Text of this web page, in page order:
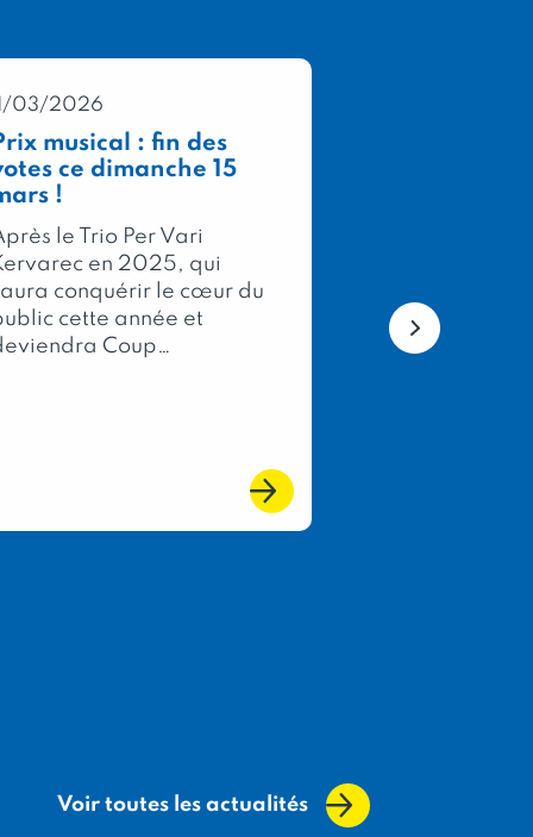
11/03/2026
musical : fin des
ce dimanche 15
!
le Trio Per Vari
en 2025, qui
conquérir le cœur du
cette année et
Coup…
Concours
Agricole,
Voir toutes les actualités